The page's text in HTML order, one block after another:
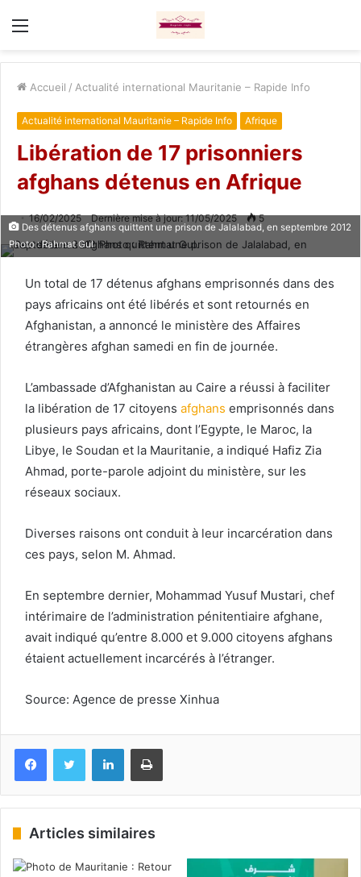
Menu
Accueil / Actualité international Mauritanie – Rapide Info
Actualité international Mauritanie – Rapide Info Afrique
Libération de 17 prisonniers
afghans détenus en Afrique
16/02/2025 Dernière mise à jour: 11/05/2025 5
Des détenus afghans quittent une prison de Jalalabad, en septembre 2012
Photo : Rahmat Gul
Un total de 17 détenus afghans emprisonnés dans des
pays africains ont été libérés et sont retournés en
Afghanistan, a annoncé le ministère des Affaires
étrangères afghan samedi en fin de journée.
L’ambassade d’Afghanistan au Caire a réussi à faciliter
la libération de 17 citoyens afghans emprisonnés dans
plusieurs pays africains, dont l’Egypte, le Maroc, la
Libye, le Soudan et la Mauritanie, a indiqué Hafiz Zia
Ahmad, porte-parole adjoint du ministère, sur les
réseaux sociaux.
Diverses raisons ont conduit à leur incarcération dans
ces pays, selon M. Ahmad.
En septembre dernier, Mohammad Yusuf Mustari, chef
intérimaire de l’administration pénitentiaire afghane,
avait indiqué qu’entre 8.000 et 9.000 citoyens afghans
étaient actuellement incarcérés à l’étranger.
Source: Agence de presse Xinhua
FacebookTwitter LinkedinImprimer
Articles similaires